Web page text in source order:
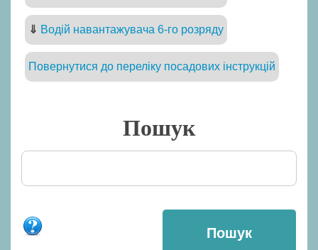
⇓ Водій навантажувача 6-го розряду
Повернутися до переліку посадових інструкцій
Пошук